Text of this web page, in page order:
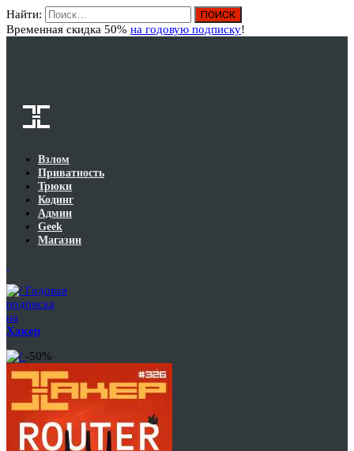
Найти:
Временная скидка 50% на годовую подписку!
Взлом
Приватность
Трюки
Кодинг
Админ
Geek
Магазин
Годовая
подписка
на
Хакер
-50%